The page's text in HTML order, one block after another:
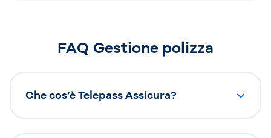
FAQ Gestione polizza
Che cos’è Telepass Assicura?